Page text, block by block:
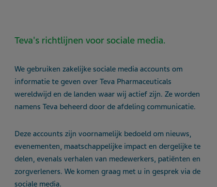
Teva's richtlijnen voor sociale media.
We gebruiken zakelijke sociale media accounts om
informatie te geven over Teva Pharmaceuticals
wereldwijd en de landen waar wij actief zijn. Ze worden
namens Teva beheerd door de afdeling communicatie.
Deze accounts zijn voornamelijk bedoeld om nieuws,
evenementen, maatschappelijke impact en dergelijke te
delen, evenals verhalen van medewerkers, patiënten en
zorgverleners. We komen graag met u in gesprek via de
sociale media.